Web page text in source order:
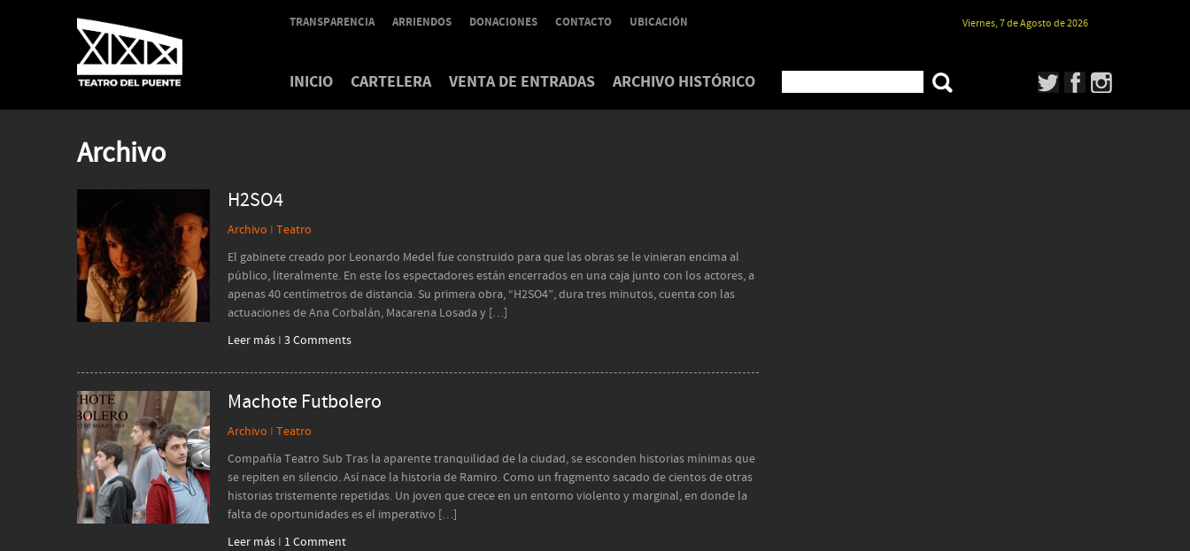
TRANSPARENCIA ARRIENDOS DONACIONES CONTACTO UBICACIÓN Viernes, 7 de Agosto de 2026
INICIO CARTELERA VENTA DE ENTRADAS ARCHIVO HISTÓRICO
Archivo
H2SO4
Archivo I Teatro
El gabinete creado por Leonardo Medel fue construido para que las obras se le vinieran encima al
público, literalmente. En este los espectadores están encerrados en una caja junto con los actores, a
apenas 40 centímetros de distancia. Su primera obra, “H2SO4”, dura tres minutos, cuenta con las
actuaciones de Ana Corbalán, Macarena Losada y […]
Leer más I 3 Comments
Machote Futbolero
Archivo I Teatro
Compañía Teatro Sub Tras la aparente tranquilidad de la ciudad, se esconden historias mínimas que
se repiten en silencio. Así nace la historia de Ramiro. Como un fragmento sacado de cientos de otras
historias tristemente repetidas. Un joven que crece en un entorno violento y marginal, en donde la
falta de oportunidades es el imperativo […]
Leer más I 1 Comment